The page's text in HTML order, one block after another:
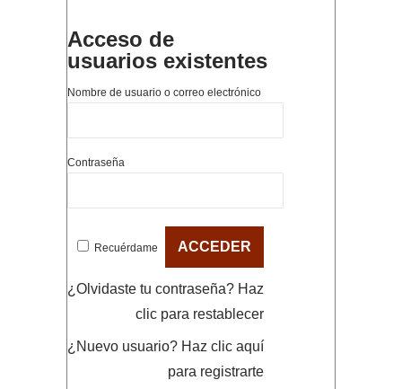
Acceso de
usuarios existentes
Nombre de usuario o correo electrónico
Contraseña
Recuérdame
¿Olvidaste tu contraseña? Haz
clic para restablecer
¿Nuevo usuario? Haz clic aquí
para registrarte